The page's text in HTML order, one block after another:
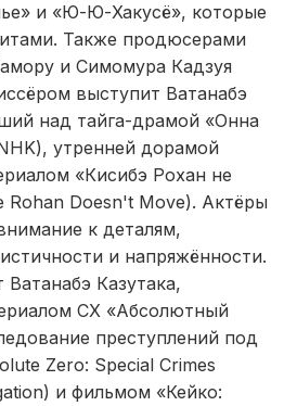
и «Ю-Ю-Хакусё», которые
Также продюсерами
и Симомура Кадзуя
выступит Ватанабэ
над тайга-драмой «Онна
утренней дорамой
«Кисибэ Рохан не
Rohan Doesn't Move). Актёры
к деталям,
и напряжённости.
Казутака,
CX «Абсолютный
преступлений под
Zero: Special Crimes
и фильмом «Кейко: